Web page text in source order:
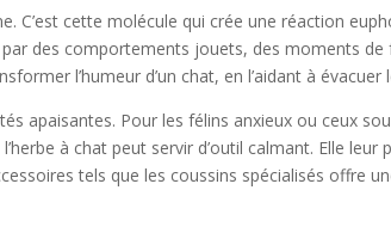
C’est cette molécule qui crée une réaction
des comportements jouets, des moments
l’humeur d’un chat, en l’aidant à évacuer
apaisantes. Pour les félins anxieux ou ceux
à chat peut servir d’outil calmant. Elle leur
tels que les coussins spécialisés offre